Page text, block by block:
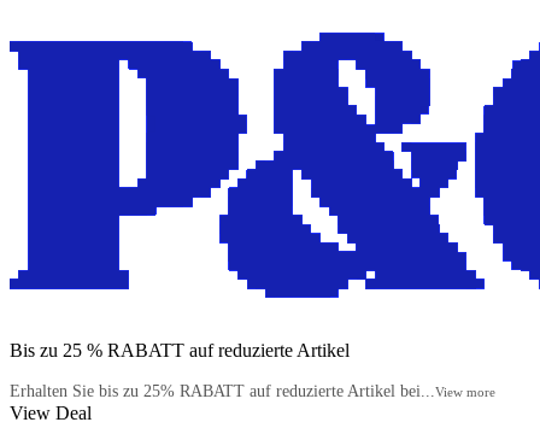
Bis zu 25 % RABATT auf reduzierte Artikel
Erhalten Sie bis zu 25% RABATT auf reduzierte Artikel bei...View more
View Deal